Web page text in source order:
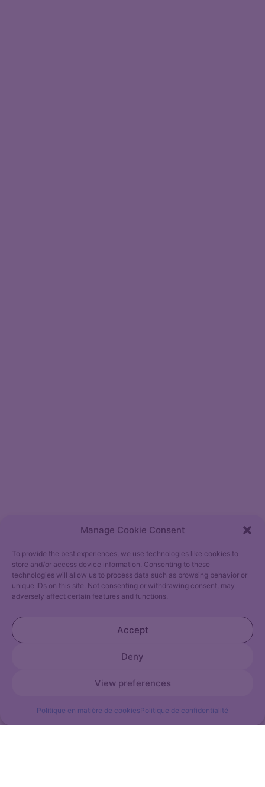
Manage Cookie Consent
To provide the best experiences, we use technologies like cookies to
store and/or access device information. Consenting to these
technologies will allow us to process data such as browsing behavior or
unique IDs on this site. Not consenting or withdrawing consent, may
adversely affect certain features and functions.
Accept
Deny
View preferences
Politique en matière de cookiesPolitique de confidentialité